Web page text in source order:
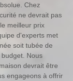
Chez
ne devrait pas
meilleur prix
d'experts met
soit tubée de
Nous
devrait être
engageons à offrir